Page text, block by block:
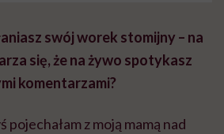
swój worek stomijny – na
się, że na żywo spotykasz
komentarzami?
pojechałam z moją mamą nad